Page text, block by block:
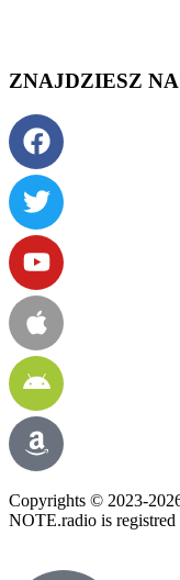
ZNAJDZIESZ
Copyrights © 2023-
NOTE.radio is